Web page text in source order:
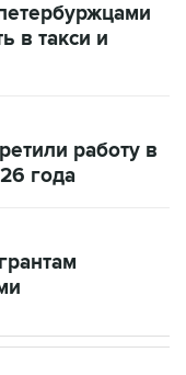
в такси и
работу в
года